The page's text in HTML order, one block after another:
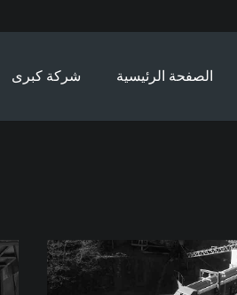
الصفحة الرئيسية شركة كبرى